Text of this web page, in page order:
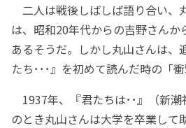
二人は戦後しばしば語り合い、
は、昭和20年代からの吉野さんか
あるそうだ。しかし丸山さんは、
たち･･･』を初めて読んだ時の「衝
1937年、『君たちは･･』（新
のとき丸山さんは大学を卒業して